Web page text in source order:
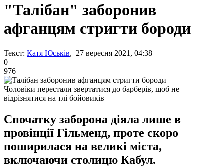
"Талібан" заборонив
афганцям стригти бороди
Текст: Катя Юськів, 27 вересня 2021, 04:38
0
976
Чоловіки перестали звертатися до барберів, щоб не
відрізнятися на тлі бойовиків
Спочатку заборона діяла лише в
провінції Гільменд, проте скоро
поширилася на великі міста,
включаючи столицю Кабул.